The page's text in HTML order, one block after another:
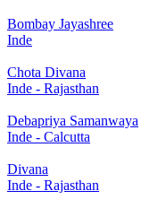
Bombay Jayashree
Inde
Chota Divana
Inde - Rajasthan
Debapriya Samanwaya
Inde - Calcutta
Divana
Inde - Rajasthan